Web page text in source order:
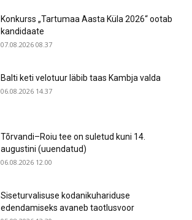
Konkurss „Tartumaa Aasta Küla 2026“ ootab
kandidaate
07.08.2026 08.37
Balti keti velotuur läbib taas Kambja valda
06.08.2026 14.37
Tõrvandi–Roiu tee on suletud kuni 14.
augustini (uuendatud)
06.08.2026 12.00
Siseturvalisuse kodanikuhariduse
edendamiseks avaneb taotlusvoor